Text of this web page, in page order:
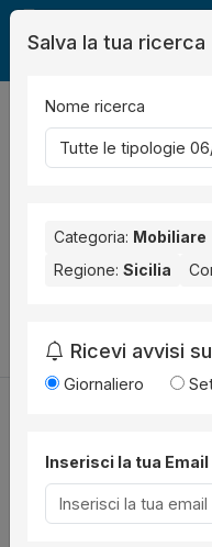
Legalmente Mobili
risultati
risultato per la Provincia
Prova a modificare i
Utilità
Chi siamo
Salva la tua ricerca
Nome ricerca
Categoria: Mobiliare
Regione: Sicilia
Ricevi avvisi
Giornaliero
Inserisci la tua Email